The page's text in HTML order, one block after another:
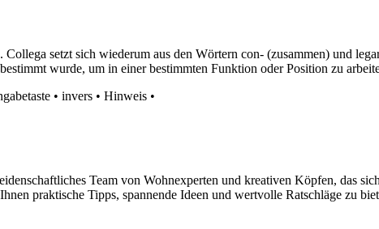
setzt sich wiederum aus den Wörtern con- (zusammen) und
wurde, um in einer bestimmten Funktion oder Position zu
• invers • Hinweis •
Team von Wohnexperten und kreativen Köpfen, das
praktische Tipps, spannende Ideen und wertvolle Ratschläge zu